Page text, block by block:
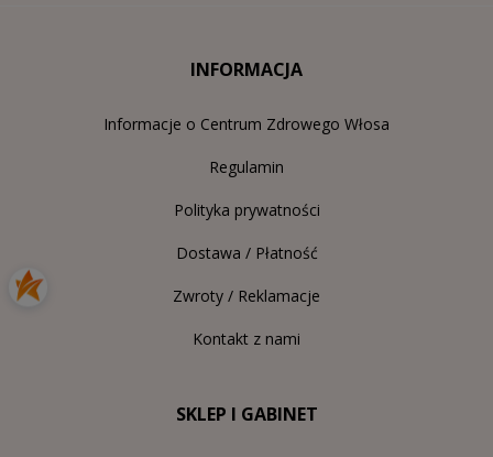
INFORMACJA
Informacje o Centrum Zdrowego Włosa
Regulamin
Polityka prywatności
Dostawa / Płatność
Zwroty / Reklamacje
Kontakt z nami
SKLEP I GABINET